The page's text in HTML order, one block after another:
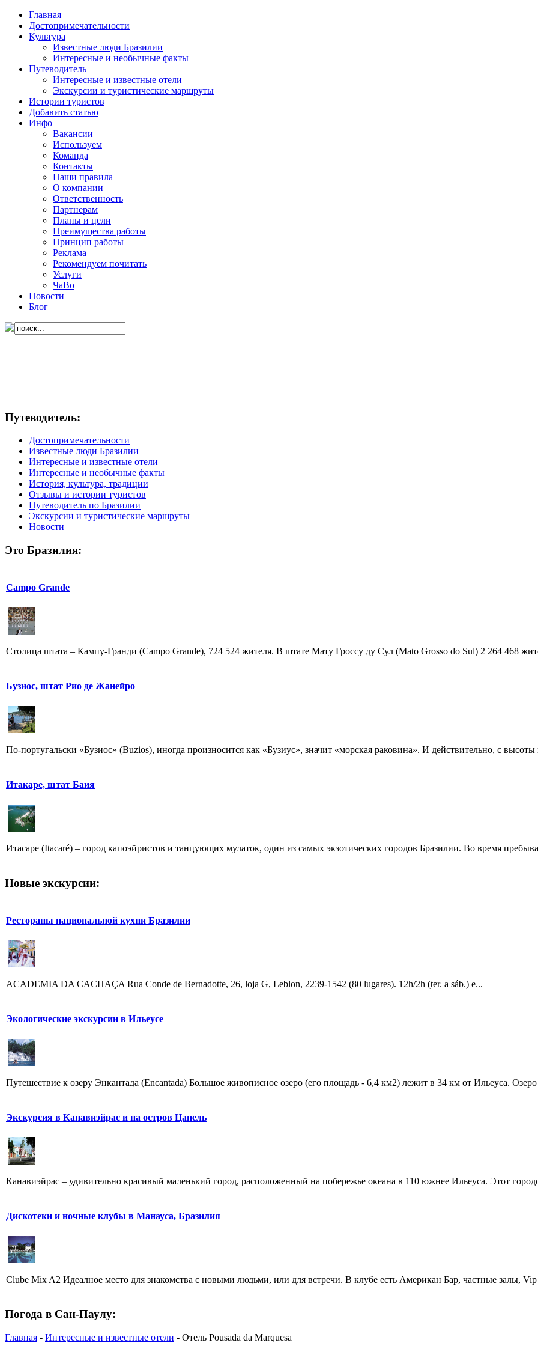
Главная
Достопримечательности
Культура
Известные люди Бразилии
Интересные и необычные факты
Путеводитель
Интересные и известные отели
Экскурсии и туристические маршруты
Истории туристов
Добавить статью
Инфо
Вакансии
Используем
Команда
Контакты
Наши правила
О компании
Ответственность
Партнерам
Планы и цели
Преимущества работы
Принцип работы
Реклама
Рекомендуем почитать
Услуги
ЧаВо
Новости
Блог
Путеводитель:
Достопримечательности
Известные люди Бразилии
Интересные и известные отели
Интересные и необычные факты
История, культура, традиции
Отзывы и истории туристов
Путеводитель по Бразилии
Экскурсии и туристические маршруты
Новости
Это Бразилия:
Campo Grande
Столица штата – Кампу-Гранди (Campo Grande), 724 524 жителя. В штате Мату Гроссу ду Сул (Mato Grosso do Sul) 2 264 468
Бузиос, штат Рио де Жанейро
По-португальски «Бузиос» (Buzios), иногда произносится как «Бузиус», значит «морская раковина». И действительно, с высоты
Итакаре, штат Баия
Итасаре (Itacaré) – город капоэйристов и танцующих мулаток, один из самых экзотических городов Бразилии. Во время
Новые экскурсии:
Рестораны национальной кухни Бразилии
ACADEMIA DA CACHAÇA Rua Conde de Bernadotte, 26, loja G, Leblon, 2239-1542 (80 lugares). 12h/2h (ter. a sáb.) e...
Экологические экскурсии в Ильеусе
Путешествие к озеру Энкантада (Encantada) Большое живописное озеро (его площадь - 6,4 км2) лежит в 34 км от Ильеуса. Озеро
Экскурсия в Канавиэйрас и на остров Цапель
Канавиэйрас – удивительно красивый маленький город, расположенный на побережье океана в 110 южнее Ильеуса. Этот
Дискотеки и ночные клубы в Манауса, Бразилия
Clube Mix A2 Идеалное место для знакомства с новыми людьми, или для встречи. В клубе есть Американ Бар, частные залы, Vip
Погода в Сан-Паулу:
Главная - Интересные и известные отели - Отель Pousada da Marquesa